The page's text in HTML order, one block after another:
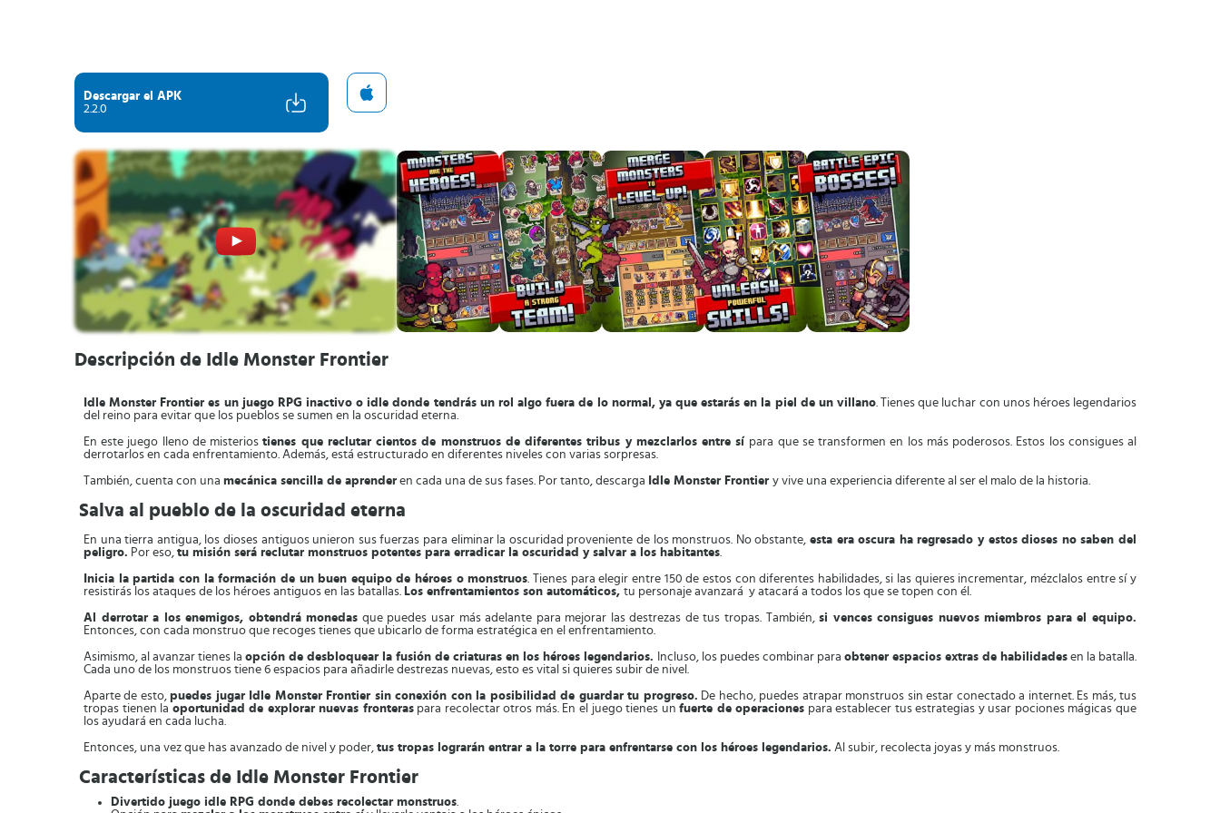
Descargar el APK
2.2.0
Descripción de Idle Monster Frontier
Idle Monster Frontier es un juego RPG inactivo o idle donde tendrás un rol algo fuera de lo normal, ya que estarás en la piel de un villano. Tienes que luchar con unos héroes legendarios
del reino para evitar que los pueblos se sumen en la oscuridad eterna.
En este juego lleno de misteriostienes que reclutar cientos de monstruos de diferentes tribus y mezclarlos entre sí para que se transformen en los más poderosos. Estos los consigues al
derrotarlos en cada enfrentamiento. Además, está estructurado en diferentes niveles con varias sorpresas.
También, cuenta con una mecánica sencilla de aprender en cada una de sus fases. Por tanto, descarga Idle Monster Frontier y vive una experiencia diferente al ser el malo de la historia.
Salva al pueblo de la oscuridad eterna
En una tierra antigua, los dioses antiguos unieron sus fuerzas para eliminar la oscuridad proveniente de los monstruos. No obstante, esta era oscura ha regresado y estos dioses no saben del
peligro. Por eso, tu misión será reclutar monstruos potentes para erradicar la oscuridad y salvar a los habitantes.
Inicia la partida con la formación de un buen equipo de héroes o monstruos. Tienes para elegir entre 150 de estos con diferentes habilidades, si las quieres incrementar, mézclalos entre sí y
resistirás los ataques de los héroes antiguos en las batallas. Los enfrentamientos son automáticos, tu personaje avanzará y atacará a todos los que se topen con él.
Al derrotar a los enemigos, obtendrá monedas que puedes usar más adelante para mejorar las destrezas de tus tropas. También,si vences consigues nuevos miembros para el equipo.
Entonces, con cada monstruo que recoges tienes que ubicarlo de forma estratégica en el enfrentamiento.
Asimismo, al avanzar tienes la opción de desbloquear la fusión de criaturas en los héroes legendarios. Incluso, los puedes combinar para obtener espacios extras de habilidades en la batalla.
Cada uno de los monstruos tiene 6 espacios para añadirle destrezas nuevas, esto es vital si quieres subir de nivel.
Aparte de esto,puedes jugar Idle Monster Frontier sin conexión con la posibilidad de guardar tu progreso. De hecho, puedes atrapar monstruos sin estar conectado a internet. Es más, tus
tropas tienen la oportunidad de explorar nuevas fronteraspara recolectar otros más. En el juego tienes unfuerte de operaciones para establecer tus estrategias y usar pociones mágicas que
los ayudará en cada lucha.
Entonces, una vez que has avanzado de nivel y poder, tus tropas lograrán entrar a la torre para enfrentarse con los héroes legendarios. Al subir, recolecta joyas y más monstruos.
Características de Idle Monster Frontier
Divertido juego idle RPG donde debes recolectar monstruos.